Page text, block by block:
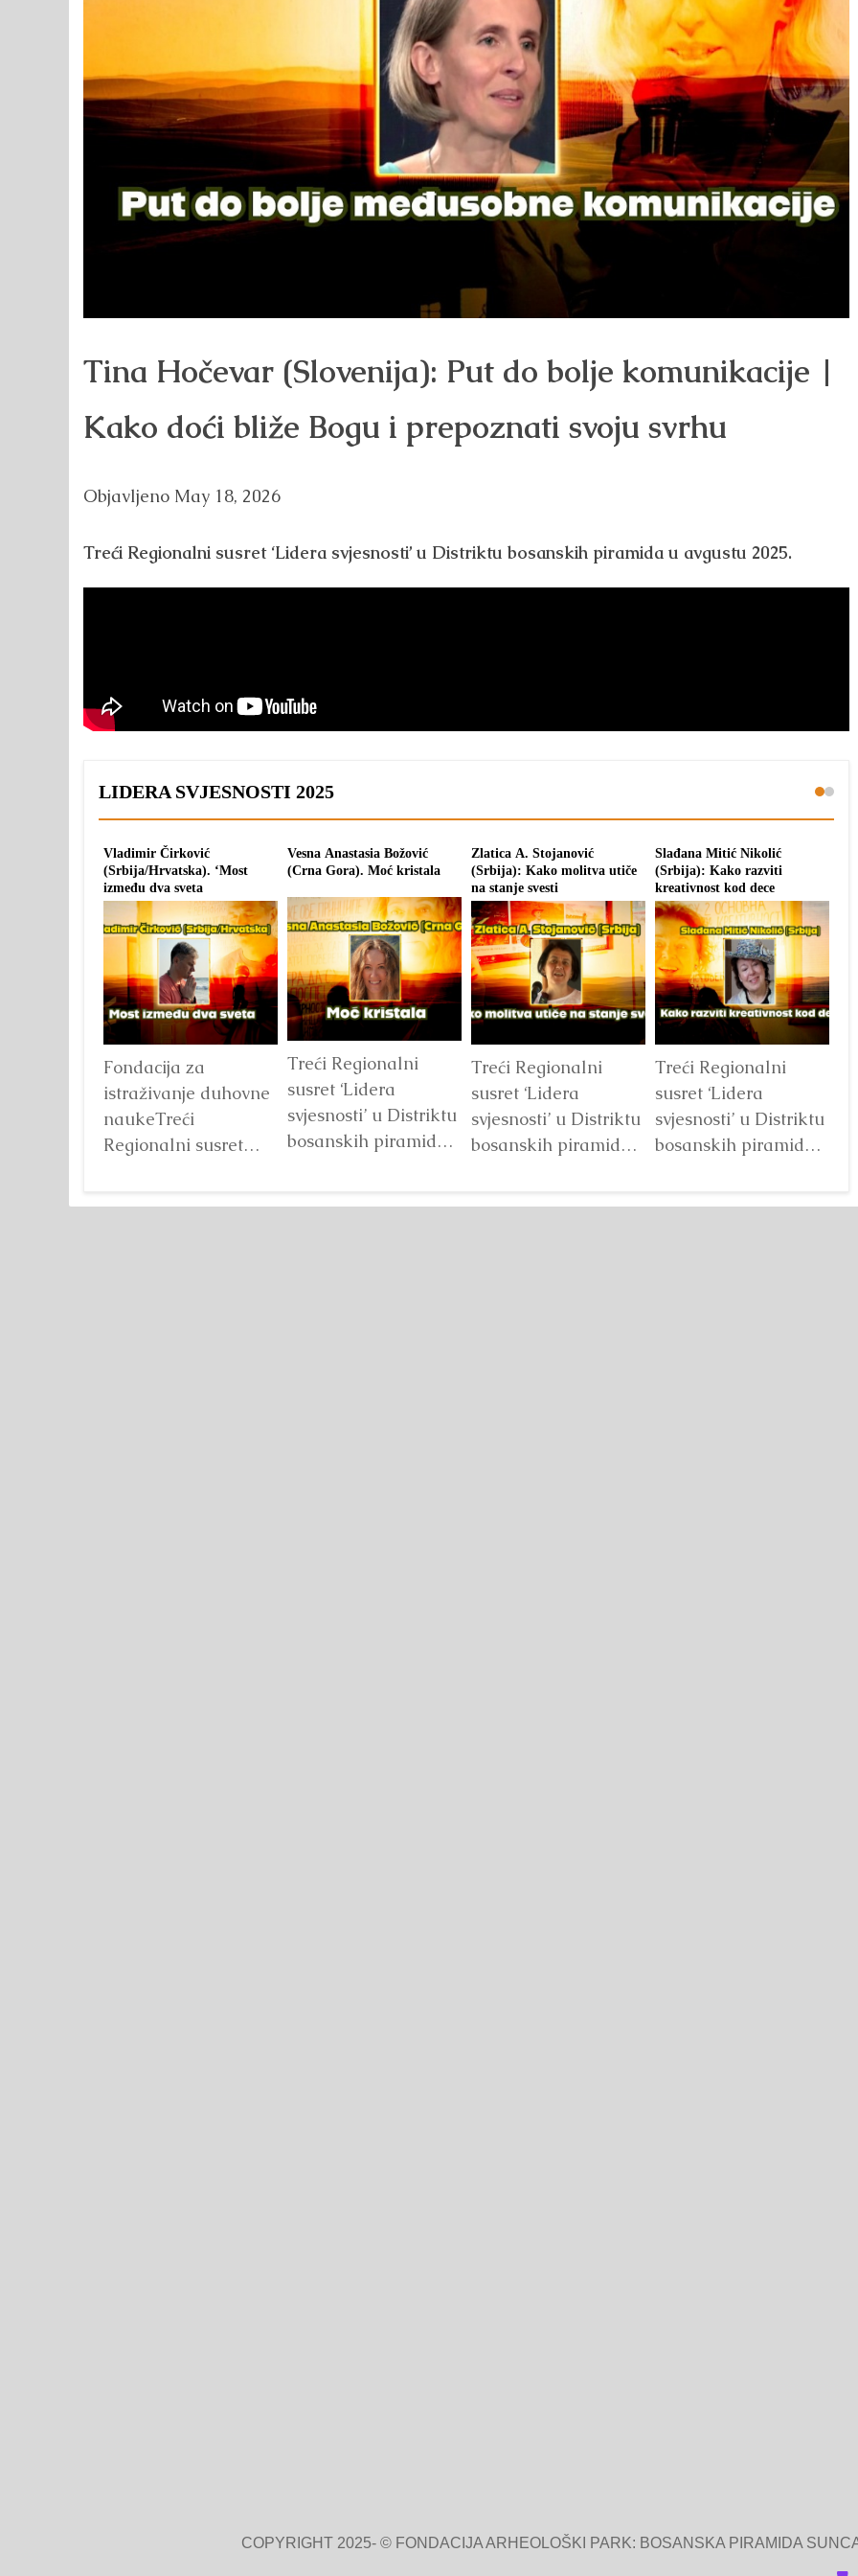
Tina Hočevar (Slovenija): Put do bolje komunikacije |
Kako doći bliže Bogu i prepoznati svoju svrhu
Objavljeno May 18, 2026
Treći Regionalni susret ‘Lidera svjesnosti’ u Distriktu bosanskih piramida u avgustu 2025.
LIDERA SVJESNOSTI 2025
Vladimir Čirković
(Srbija/Hrvatska). ‘Most
između dva sveta
Fondacija za
istraživanje duhovne
naukeTreći
Regionalni susret
Vesna Anastasia Božović
(Crna Gora). Moć kristala
Treći Regionalni
susret ‘Lidera
svjesnosti’ u Distriktu
bosanskih piramida
Zlatica A. Stojanović
(Srbija): Kako molitva utiče
na stanje svesti
Treći Regionalni
susret ‘Lidera
svjesnosti’ u Distriktu
bosanskih piramida
Slađana Mitić Nikolić
(Srbija): Kako razviti
kreativnost kod dece
Treći Regionalni
susret ‘Lidera
svjesnosti’ u Distriktu
bosanskih piramida
COPYRIGHT 2025- © FONDACIJA ARHEOLOŠKI PARK: BOSANSKA PIRAMIDA